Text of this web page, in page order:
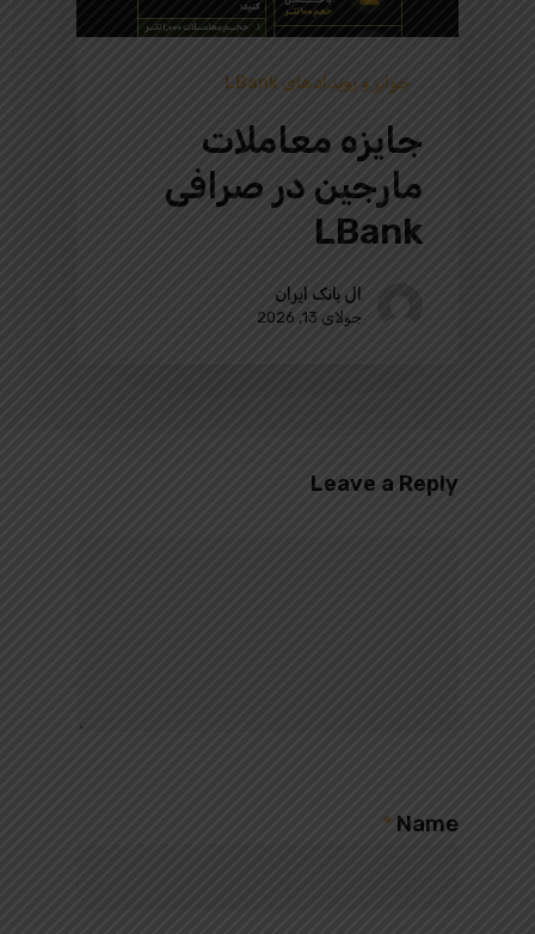
جوایز و رویدادهای LBank
جایزه معاملات
مارجین در صرافی
LBank
ال بانک ایران
جولای 13, 2026
Leave a Reply
Name
*